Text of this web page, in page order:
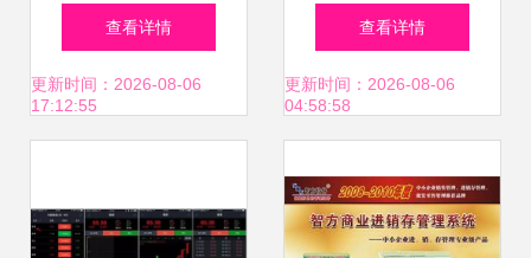
系统v7.0免费版解
析 行业效率的隐形
查看详情
更新时间：2026-08-06
17:12:55
性选择 从“快推
宝”下载谈技术服务
查看详情
更新时间：2026-08-06
04:58:58